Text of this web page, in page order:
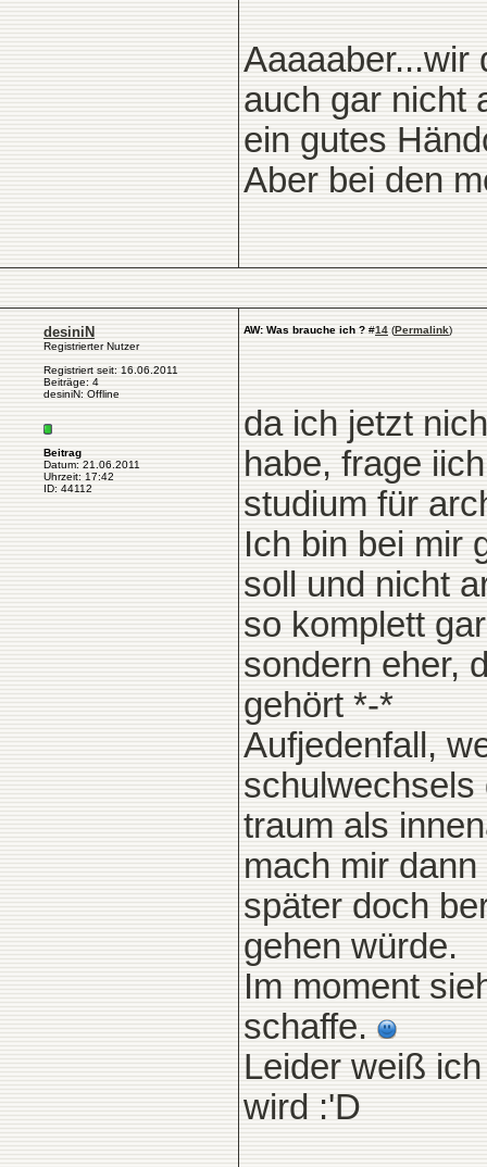
Aaaaaber...wir
auch gar nicht
ein gutes
Aber bei den
desiniN
Registrierter Nutzer
Registriert seit: 16.06.2011
Beiträge: 4
desiniN: Offline
Beitrag
Datum: 21.06.2011
Uhrzeit: 17:42
ID: 44112
AW: Was brauche ich ? #14 (Permalink)
da ich jetzt
habe, frage
studium für
Ich bin bei mir
soll und nicht
so komplett
sondern eher,
gehört *-*
Aufjedenfall,
schulwechsels
traum als
mach mir
später doch
gehen würde.
Im moment
schaffe.
Leider weiß
wird :'D